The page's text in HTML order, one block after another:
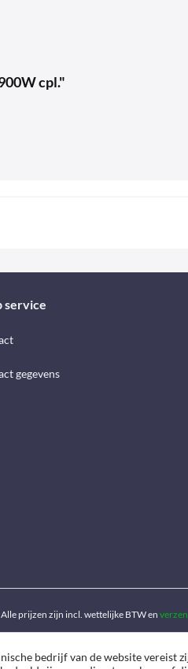
cpl."
service
gegevens
prijzen zijn incl. wettelijke BTW en
bedrijf van de website vereist